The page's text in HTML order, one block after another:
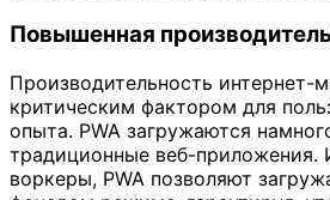
Повышенная
Производительность интернет-
критическим фактором для
опыта. PWA загружаются
традиционные веб-приложения.
воркеры, PWA позволяют